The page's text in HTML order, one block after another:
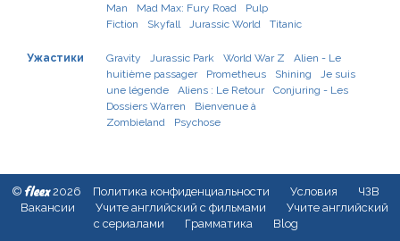
Man
Mad Max: Fury Road
Pulp
Fiction
Skyfall Jurassic World Titanic
Ужастики Gravity Jurassic Park World War Z
Alien - Le
huitième passager
Prometheus Shining
Je suis
une légende
Aliens : Le Retour
Conjuring - Les
Dossiers Warren
Bienvenue à
Zombieland
Psychose
© fleex2026 Политика конфиденциальности Условия
ЧЗВ
Вакансии
Учите английский с фильмами
Учите английский
с сериалами
Грамматика Blog